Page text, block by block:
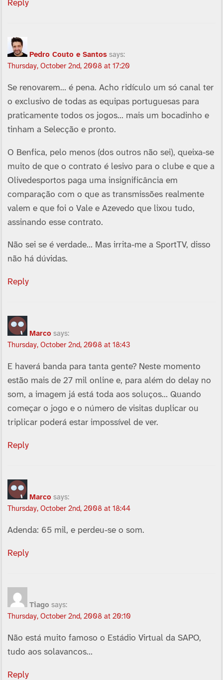
Reply
Pedro Couto e Santos says:
Thursday, October 2nd, 2008 at 17:20
Se renovarem… é pena. Acho ridí­culo um só canal ter
o exclusivo de todas as equipas portuguesas para
praticamente todos os jogos… mais um bocadinho e
tinham a Selecção e pronto.
O Benfica, pelo menos (dos outros não sei), queixa-se
muito de que o contrato é lesivo para o clube e que a
Olivedesportos paga uma insignificância em
comparação com o que as transmissões realmente
valem e que foi o Vale e Azevedo que lixou tudo,
assinando esse contrato.
Não sei se é verdade… Mas irrita-me a SportTV, disso
não há dúvidas.
Reply
Marco says:
Thursday, October 2nd, 2008 at 18:43
E haverá banda para tanta gente? Neste momento
estão mais de 27 mil online e, para além do delay no
som, a imagem já está toda aos soluços… Quando
começar o jogo e o número de visitas duplicar ou
triplicar poderá estar impossí­vel de ver.
Reply
Marco says:
Thursday, October 2nd, 2008 at 18:44
Adenda: 65 mil, e perdeu-se o som.
Reply
Tiago says:
Thursday, October 2nd, 2008 at 20:10
Não está muito famoso o Estádio Virtual da SAPO,
tudo aos solavancos…
Reply